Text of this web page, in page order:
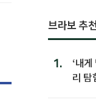
브라보 추
1.
‘내
리 탐